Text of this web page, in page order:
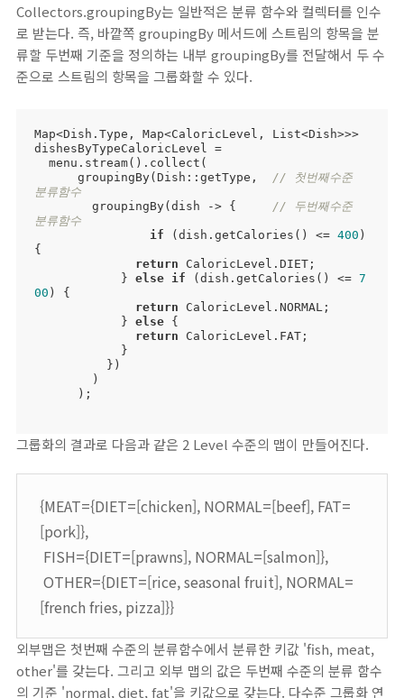
Collectors.groupingBy는 일반적은 분류 함수와 컬렉터를 인수
로 받는다. 즉, 바깥쪽 groupingBy 메서드에 스트림의 항목을 분
류할 두번째 기준을 정의하는 내부 groupingBy를 전달해서 두 수
준으로 스트림의 항목을 그룹화할 수 있다.
Map<Dish.Type, Map<CaloricLevel, List<Dish>>>
dishesByTypeCaloricLevel =
      groupingBy(Dish::getType,
// 첫번째수준
분류함수
        groupingBy(dish -> {
// 두번째수준
분류함수
if (dish.getCalories() <= 400 )
{
return CaloricLevel.DIET;
            }
else if (dish.getCalories() <= 7
00 ) {
return CaloricLevel.NORMAL;
            }
else {
return CaloricLevel.FAT;
그룹화의 결과로 다음과 같은 2 Level 수준의 맵이 만들어진다.
{MEAT={DIET=[chicken], NORMAL=[beef], FAT=
[pork]},
FISH={DIET=[prawns], NORMAL=[salmon]},
OTHER={DIET=[rice, seasonal fruit], NORMAL=
[french fries, pizza]}}
외부맵은 첫번째 수준의 분류함수에서 분류한 키값 'fish, meat,
other'를 갖는다. 그리고 외부 맵의 값은 두번째 수준의 분류 함수
의 기준 'normal, diet, fat'을 키값으로 갖는다. 다수준 그룹화 연